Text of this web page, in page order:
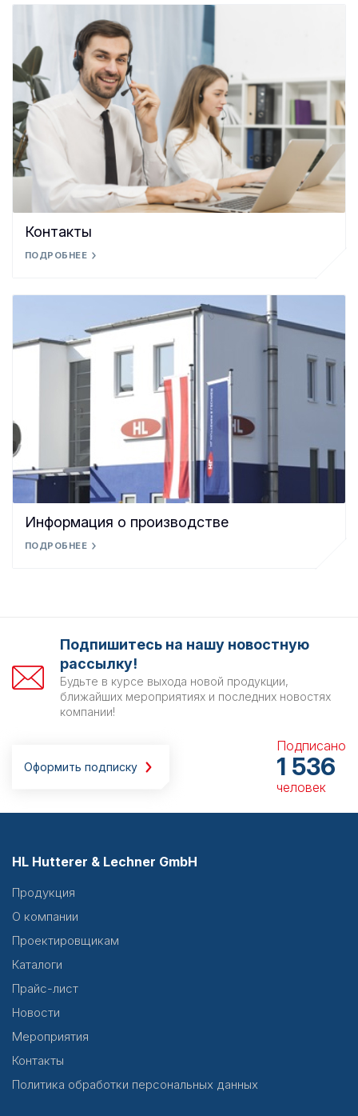
Контакты
ПОДРОБНЕЕ
Информация о производстве
ПОДРОБНЕЕ
Подпишитесь на нашу новостную
рассылку!
Будьте в курсе выхода новой продукции,
ближайших мероприятиях и последних новостях
компании!
Оформить подписку
Подписано
1 536
человек
HL Hutterer & Lechner GmbH
Продукция
О компании
Проектировщикам
Каталоги
Прайс-лист
Новости
Мероприятия
Контакты
Политика обработки персональных данных